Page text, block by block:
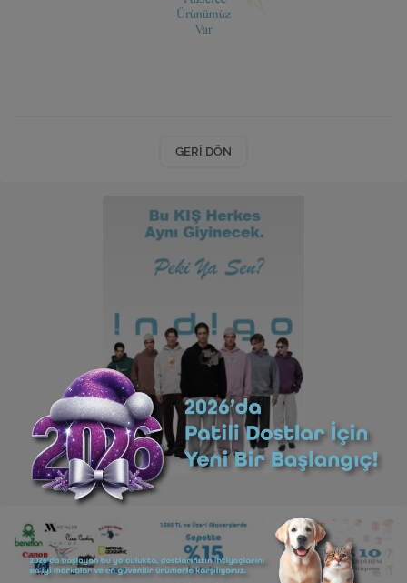
Ev Hediyeleri
GERI DÖN